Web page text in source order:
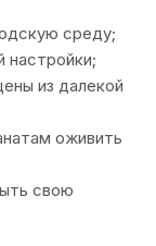
среду;
настройки;
из далекой
оживить
свою